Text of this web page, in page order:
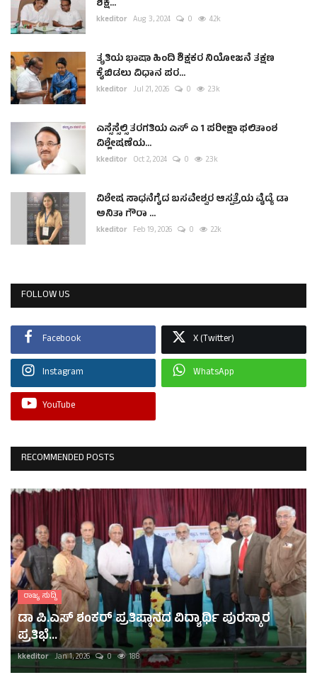
ಶಿಕ್ಷ...
kkeditor Aug 3, 2024 0 4.2k
ತೃತಿಯ ಭಾಷಾ ಹಿಂದಿ ಶಿಕ್ಷಕರ ನಿಯೋಜನೆ ತಕ್ಷಣ
ಕೈಬಿಡಲು ವಿಧಾನ ಪರ...
kkeditor Jul 21, 2026 0 2.3k
ಎಸ್ಸೆಸ್ಸೆಲ್ಸಿ ತರಗತಿಯ ಎಸ್ ಎ 1 ಪರೀಕ್ಷಾ ಫಲಿತಾಂಶ
ವಿಶ್ಲೇಷಣೆಯ...
kkeditor Oct 2, 2024 0 2.3k
ವಿಶೇಷ ಸಾಧನೆಗೈದ ಬಸವೇಶ್ವರ ಆಸ್ಪತ್ರೆಯ ವೈದ್ಯೆ ಡಾ
ಅನಿತಾ ಗೌರಾ ...
kkeditor Feb 19, 2026 0 2.2k
FOLLOW US
Facebook X (Twitter)
Instagram WhatsApp
YouTube
RECOMMENDED POSTS
ರಾಜ್ಯ ಸುದ್ದಿ
ಡಾ ಪಿ.ಎಸ್ ಶಂಕರ್ ಪ್ರತಿಷ್ಠಾನದ ವಿದ್ಯಾರ್ಥಿ ಪುರಸ್ಕಾರ
ಪ್ರತಿಭೆ...
kkeditor Jan 1, 2026 0 188